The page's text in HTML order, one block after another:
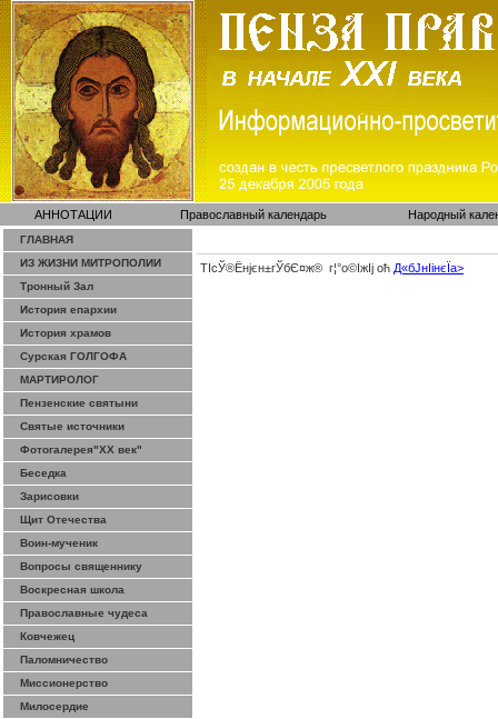
АННОТАЦИИ Православный календарь Народный
ГЛАВНАЯ
ИЗ ЖИЗНИ МИТРОПОЛИИ
Тронный Зал
История епархии
История храмов
Сурская ГОЛГОФА
МАРТИРОЛОГ
Пензенские святыни
Святые источники
Фотогалерея"ХХ век"
Беседка
Зарисовки
Щит Отечества
Воин-мученик
Вопросы священнику
Воскресная школа
Православные чудеса
Ковчежец
Паломничество
Миссионерство
Милосердие
ТІсЎ®Ёнјєн±­гЎ­бЄ¤ж® г¦°о©ІжІј оћ Д«бЈ­нІінєЇa>